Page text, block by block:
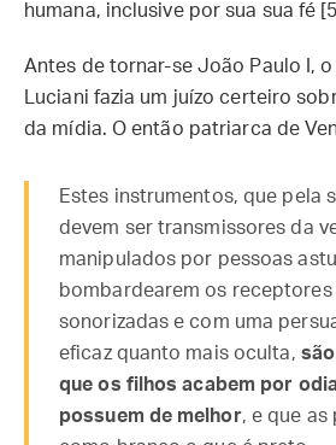
humana, inclusive por sua sua fé
Antes de tornar-se João Paulo I,
Luciani fazia um juízo certeiro
da mídia. O então patriarca de
Estes instrumentos, que pela
devem ser transmissores da
manipulados por pessoas
bombardearem os receptores
sonorizadas e com uma
eficaz quanto mais oculta,
que os filhos acabem por
possuem de melhor, e que as